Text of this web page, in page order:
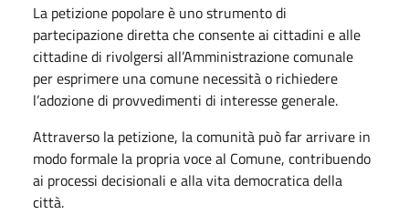
La petizione popolare è uno strumento di
partecipazione diretta che consente ai cittadini e alle
cittadine di rivolgersi all’Amministrazione comunale
per esprimere una comune necessità o richiedere
l’adozione di provvedimenti di interesse generale.
Attraverso la petizione, la comunità può far arrivare in
modo formale la propria voce al Comune, contribuendo
ai processi decisionali e alla vita democratica della
città.